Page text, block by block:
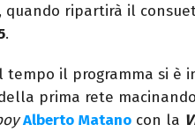
, quando ripartirà il
.
tempo il programma si è
prima rete
Alberto Matano con la